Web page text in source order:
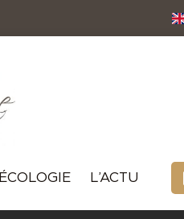
ÉCOLOGIE L’ACTU